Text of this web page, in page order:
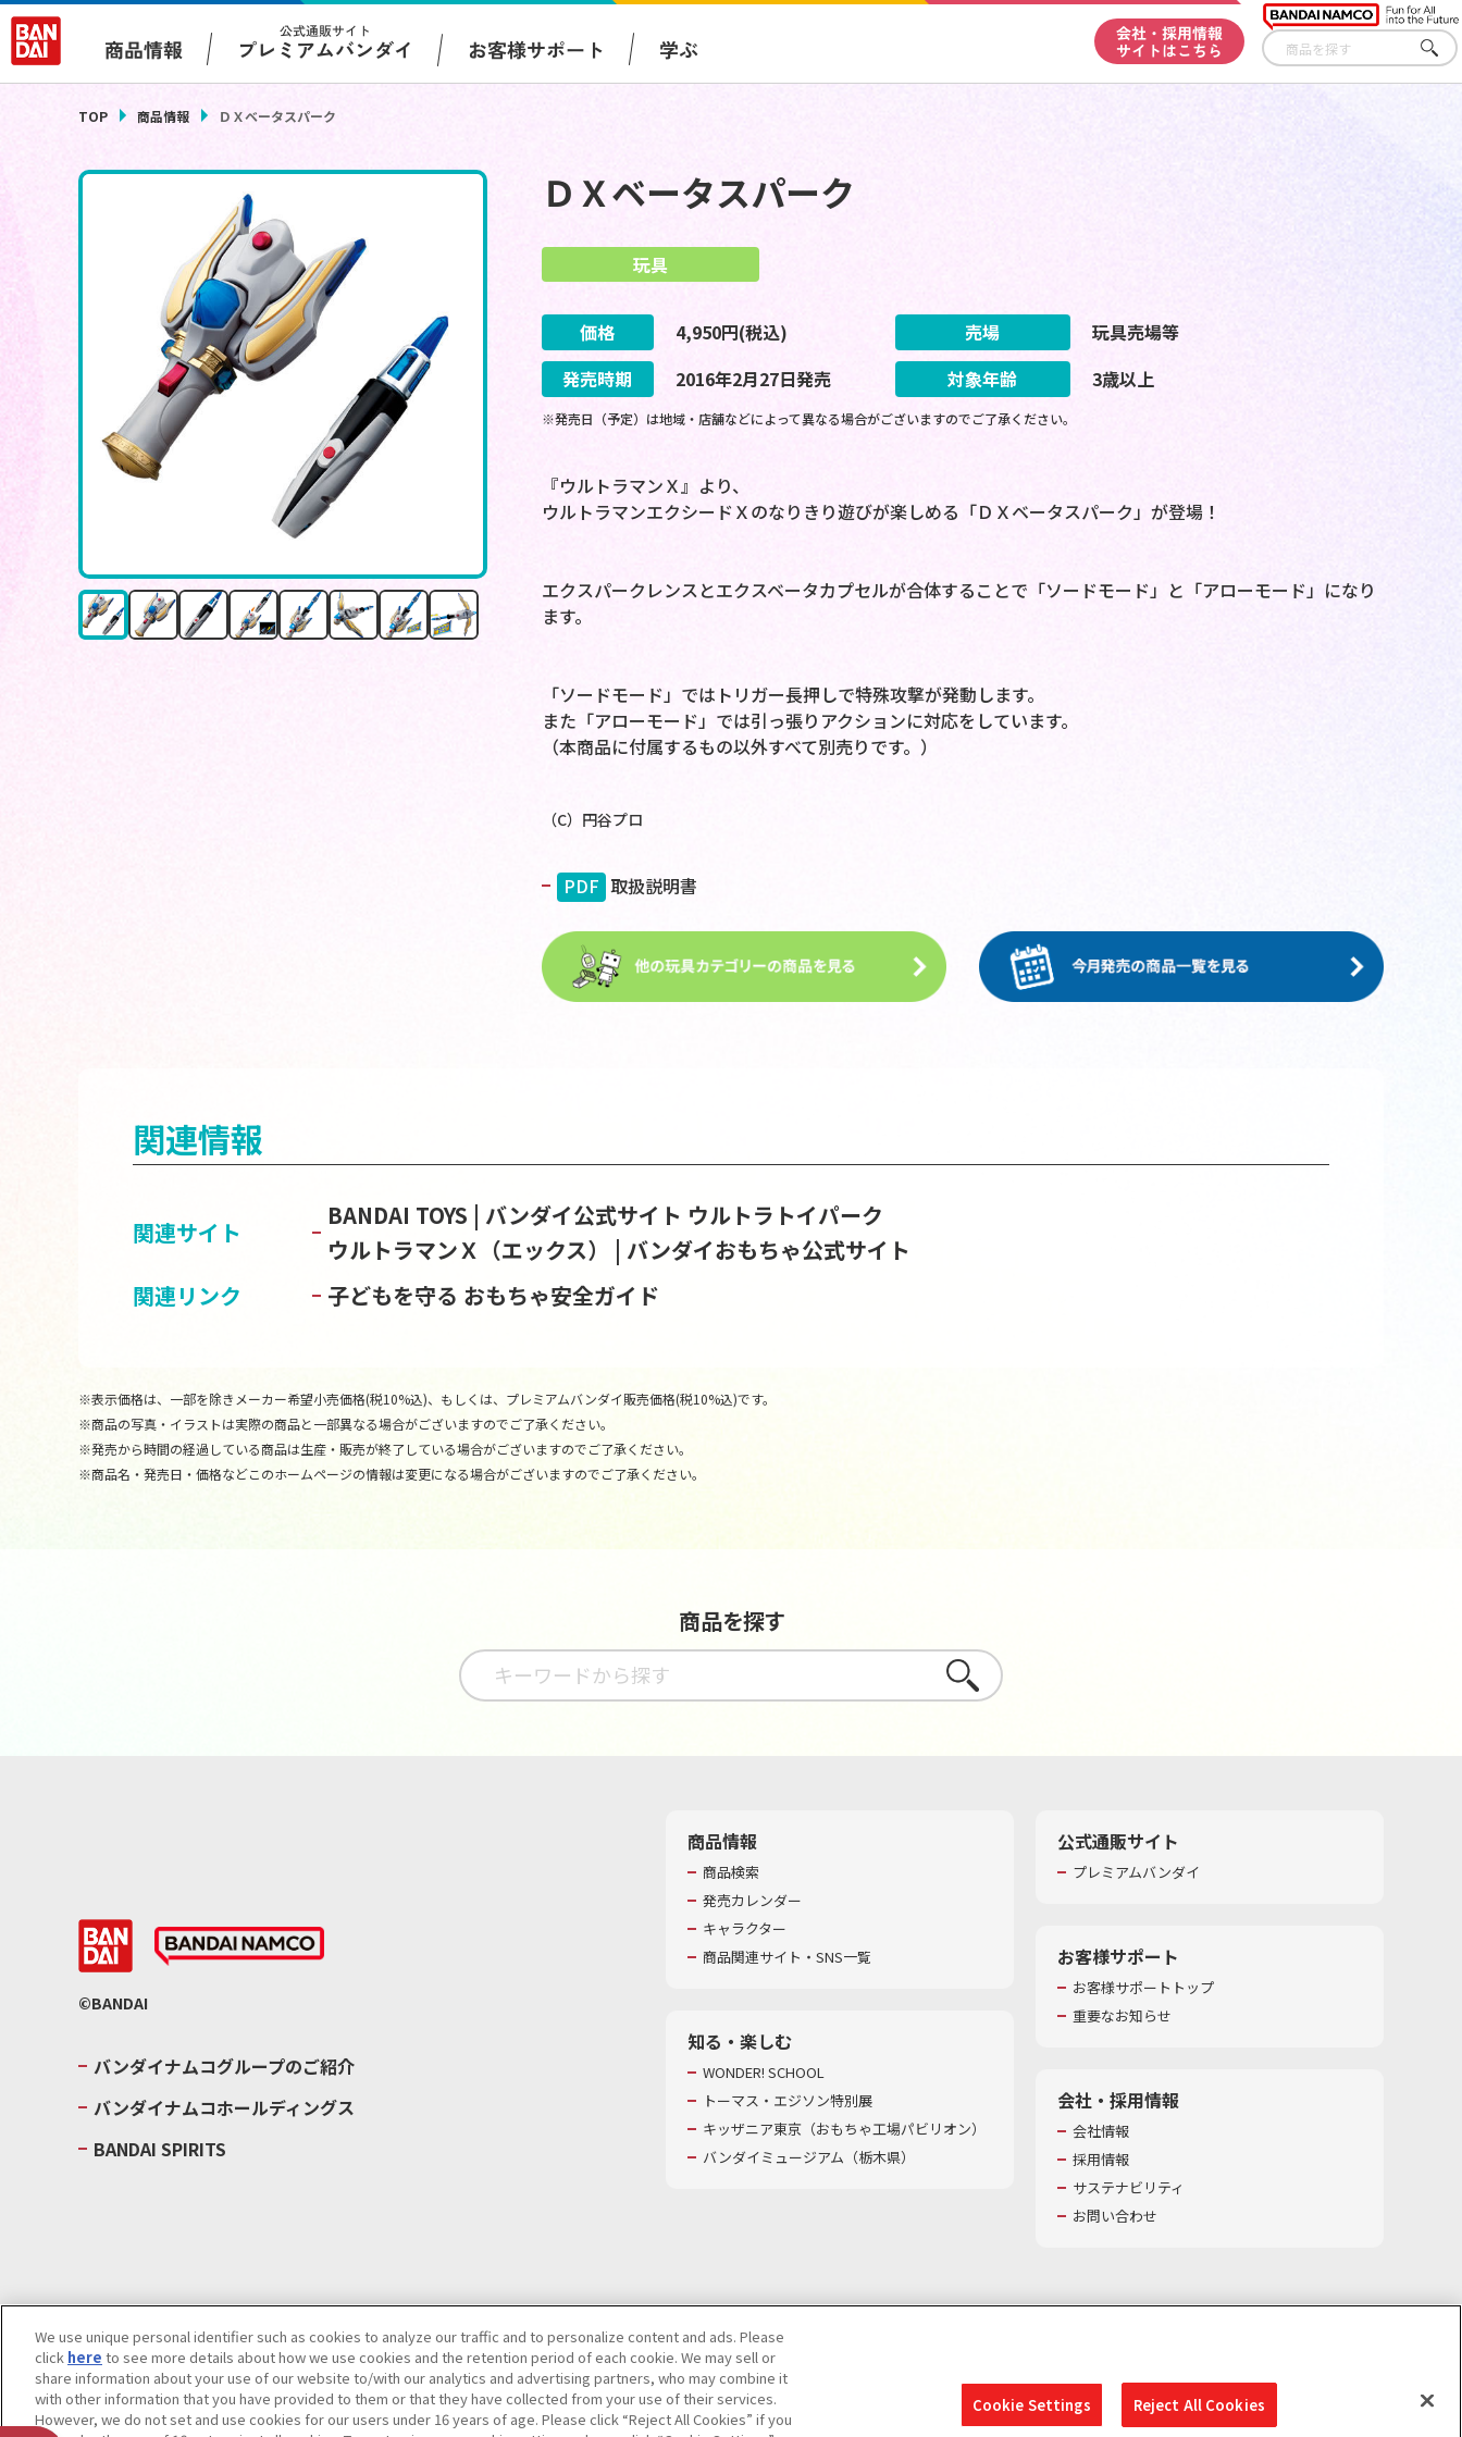
商品情報
公式通販サイト
プレミアムバンダイ お客様サポート 学ぶ
会社・採用情報
サイトはこちら
さが
す
TOP 商品情報 ＤＸベータスパーク
ＤＸベータスパーク
玩具
価格 4,950円(税込) 売場
玩具売場等
発売時期
2016年2月27日発売 対象年齢 3歳以上
※発売日（予定）は地域・店舗などによって異なる場合がございますのでご了承ください。
『ウルトラマンＸ』より、
ウルトラマンエクシードＸのなりきり遊びが楽しめる「ＤＸベータスパーク」が登場！
エクスパークレンスとエクスベータカプセルが合体することで「ソードモード」と「アローモード」になり
ます。
「ソードモード」ではトリガー長押しで特殊攻撃が発動します。
また「アローモード」では引っ張りアクションに対応をしています。
（本商品に付属するもの以外すべて別売りです。）
（C）円谷プロ
PDF 取扱説明書
関連情報
関連サイト
BANDAI TOYS | バンダイ公式サイト ウルトラトイパーク
ウルトラマンＸ（エックス） | バンダイおもちゃ公式サイト
関連リンク
子どもを守る おもちゃ安全ガイド
※表示価格は、一部を除きメーカー希望小売価格(税10%込)、もしくは、プレミアムバンダイ販売価格(税10%込)です。
※商品の写真・イラストは実際の商品と一部異なる場合がございますのでご了承ください。
※発売から時間の経過している商品は生産・販売が終了している場合がございますのでご了承ください。
※商品名・発売日・価格などこのホームページの情報は変更になる場合がございますのでご了承ください。
商品を探す
さがす
©BANDAI
バンダイナムコグループのご紹介
バンダイナムコホールディングス
BANDAI SPIRITS
商品情報
商品検索
発売カレンダー
キャラクター
商品関連サイト・SNS一覧
知る・楽しむ
WONDER! SCHOOL
トーマス・エジソン特別展
キッザニア東京（おもちゃ工場パビリオン）​
バンダイミュージアム（栃木県）
公式通販サイト
プレミアムバンダイ
お客様サポート
お客様サポートトップ
重要なお知らせ
会社・採用情報
会社情報
採用情報
サステナビリティ
お問い合わせ
ウェブサイトご利用条件ソーシャルメディアポリシー個人情報及び特定個人情報等の取り扱いに関する保護方針
Do Not Sell or Share My Personal Information著作権・商標についてカスタマーハラスメントに対する基本的な対応方針
We use unique personal identifier such as cookies to analyze our traffic and to personalize content and ads. Please
click here to see more details about how we use cookies and the retention period of each cookie. We may sell or
share information about your use of our website to/with our analytics and advertising partners, who may combine it
with other information that you have provided to them or that they have collected from your use of their services.
However, we do not set and use cookies for our users under 16 years of age. Please click “Reject All Cookies” if you
Cookie Settings Reject All Cookies